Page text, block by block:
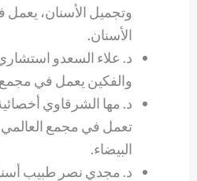
وتجميل الأسنان،
الأسنان.
د. علاء السعدو
والفكين يعمل في
د. مها الشرقاوي
تعمل في مجمع العالمي
البيضاء.
د. مجدي نصر طبيب